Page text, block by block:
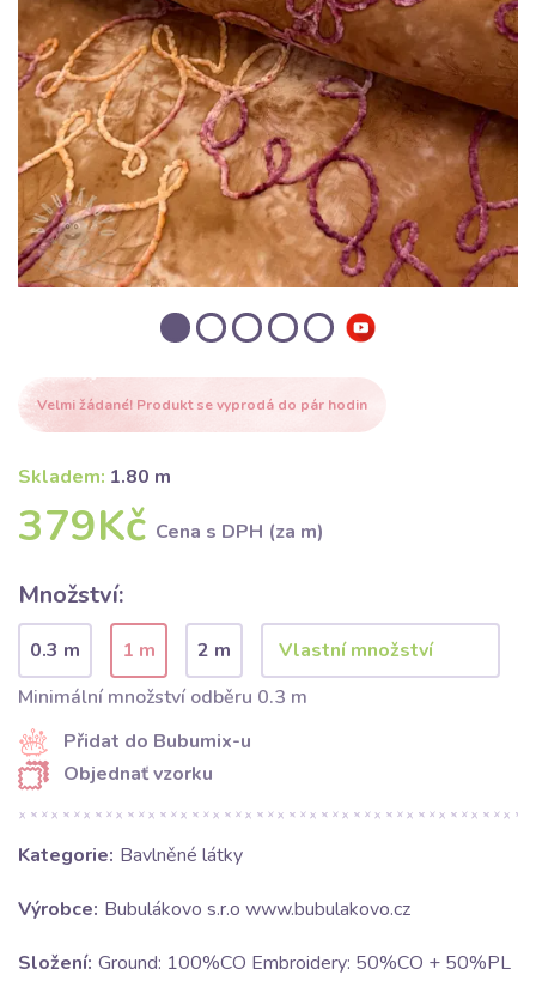
Velmi žádané! Produkt se vyprodá do pár hodin
Skladem: 1.80 m
379Kč Cena s DPH (za m)
Množství:
0.3 m 1 m
2 m
Minimální množství odběru 0.3 m
Přidat do Bubumix-u
Objednať vzorku
Kategorie: Bavlněné látky
Výrobce: Bubulákovo s.r.o www.bubulakovo.cz
Složení: Ground: 100%CO Embroidery: 50%CO + 50%PL